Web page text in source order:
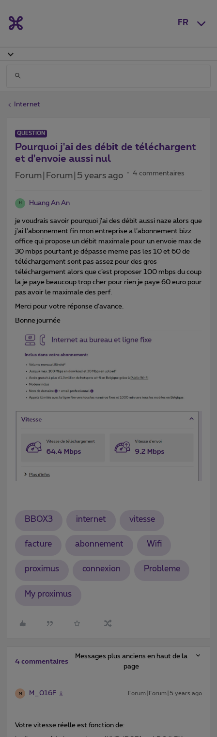
FR
Internet
QUESTION
Pourquoi j'ai des débit de téléchargent
et d'envoie aussi nul
Forum|Forum|5 years ago 4 commentaires
H Huang An An
je voudrais savoir pourquoi j’ai des débit aussi naze alors que
j’ai l’abonnement fin mon entreprise a l’abonnement bizz
office qui propose un débit maximale pour un envoie max de
30 mbps pourtant je dépasse meme pas les 10 et 60 de
téléchargement sont pas assez pour des gros
téléchargement alors que c’est proposer 100 mbps du coup
la je paye beaucoup trop cher pour rien je paye 60 euro pour
pas avoir le maximale des perf.
Merci pour votre réponse d’avance.
Bonne journée
BBOX3 internet vitesse
facture abonnement Wifi
proximus connexion Probleme
My proximus
4 commentaires
Messages plus anciens en haut de la
page
M M_016F Forum|Forum|5 years ago
Votre vitesse réelle est fonction de: